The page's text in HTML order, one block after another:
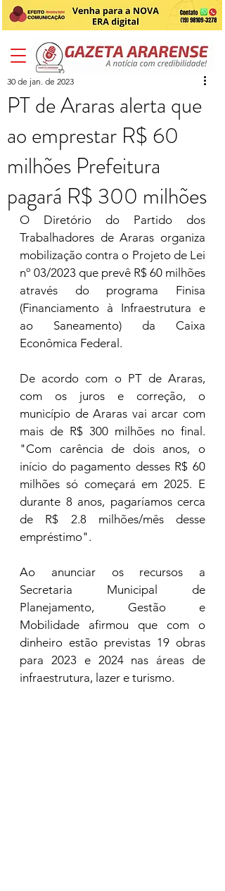
PT de Araras alerta que
ao emprestar R$ 60
milhões Prefeitura
pagará R$ 300 milhões
30 de jan. de 2023
O Diretório do Partido dos
Trabalhadores de Araras organiza
mobilização contra o Projeto de Lei
nº 03/2023 que prevê R$ 60 milhões
através do programa Finisa
(Financiamento à Infraestrutura e
ao Saneamento) da Caixa
Econômica Federal.
De acordo com o PT de Araras,
com os juros e correção, o
município de Araras vai arcar com
mais de R$ 300 milhões no final.
"Com carência de dois anos, o
início do pagamento desses R$ 60
milhões só começará em 2025. E
durante 8 anos, pagaríamos cerca
de R$ 2.8 milhões/mês desse
empréstimo".
Ao anunciar os recursos a
Secretaria Municipal de
Planejamento, Gestão e
Mobilidade afirmou que com o
dinheiro estão previstas 19 obras
para 2023 e 2024 nas áreas de
infraestrutura, lazer e turismo.